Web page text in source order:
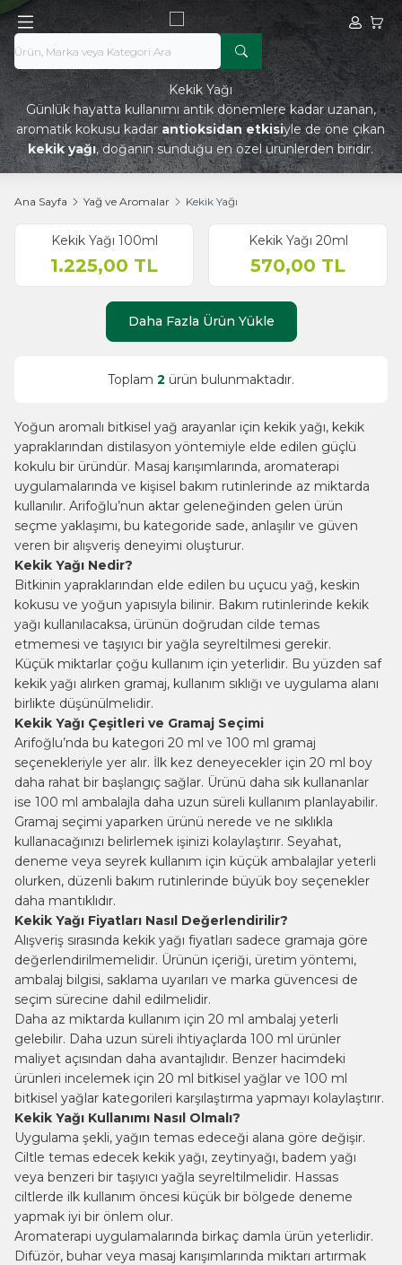
Hesabım
Kekik Yağı
Günlük hayatta kullanımı antik dönemlere kadar uzanan,
aromatik kokusu kadarantioksidan etkisiyle de öne çıkan
kekik yağı, doğanın sunduğu en özel ürünlerden biridir.
Ana Sayfa Yağ ve Aromalar Kekik Yağı
Kekik Yağı 100ml
1.225,00 TL
Kekik Yağı 20ml
570,00 TL
Daha Fazla Ürün Yükle
Toplam 2 ürün bulunmaktadır.
Yoğun aromalı bitkisel yağ arayanlar için kekik yağı, kekik
yapraklarından distilasyon yöntemiyle elde edilen güçlü
kokulu bir üründür. Masaj karışımlarında, aromaterapi
uygulamalarında ve kişisel bakım rutinlerinde az miktarda
kullanılır. Arifoğlu’nun aktar geleneğinden gelen ürün
seçme yaklaşımı, bu kategoride sade, anlaşılır ve güven
veren bir alışveriş deneyimi oluşturur.
Kekik Yağı Nedir?
Bitkinin yapraklarından elde edilen bu uçucu yağ, keskin
kokusu ve yoğun yapısıyla bilinir. Bakım rutinlerinde kekik
yağı kullanılacaksa, ürünün doğrudan cilde temas
etmemesi ve taşıyıcı bir yağla seyreltilmesi gerekir.
Küçük miktarlar çoğu kullanım için yeterlidir. Bu yüzden saf
kekik yağı alırken gramaj, kullanım sıklığı ve uygulama alanı
birlikte düşünülmelidir.
Kekik Yağı Çeşitleri ve Gramaj Seçimi
Arifoğlu’nda bu kategori 20 ml ve 100 ml gramaj
seçenekleriyle yer alır. İlk kez deneyecekler için 20 ml boy
daha rahat bir başlangıç sağlar. Ürünü daha sık kullananlar
ise 100 ml ambalajla daha uzun süreli kullanım planlayabilir.
Gramaj seçimi yaparken ürünü nerede ve ne sıklıkla
kullanacağınızı belirlemek işinizi kolaylaştırır. Seyahat,
deneme veya seyrek kullanım için küçük ambalajlar yeterli
olurken, düzenli bakım rutinlerinde büyük boy seçenekler
daha mantıklıdır.
Kekik Yağı Fiyatları Nasıl Değerlendirilir?
Alışveriş sırasında kekik yağı fiyatları sadece gramaja göre
değerlendirilmemelidir. Ürünün içeriği, üretim yöntemi,
ambalaj bilgisi, saklama uyarıları ve marka güvencesi de
seçim sürecine dahil edilmelidir.
Daha az miktarda kullanım için 20 ml ambalaj yeterli
gelebilir. Daha uzun süreli ihtiyaçlarda 100 ml ürünler
maliyet açısından daha avantajlıdır. Benzer hacimdeki
ürünleri incelemek için 20 ml bitkisel yağlar ve 100 ml
bitkisel yağlar kategorileri karşılaştırma yapmayı kolaylaştırır.
Kekik Yağı Kullanımı Nasıl Olmalı?
Uygulama şekli, yağın temas edeceği alana göre değişir.
Ciltle temas edecek kekik yağı, zeytinyağı, badem yağı
veya benzeri bir taşıyıcı yağla seyreltilmelidir. Hassas
ciltlerde ilk kullanım öncesi küçük bir bölgede deneme
yapmak iyi bir önlem olur.
Aromaterapi uygulamalarında birkaç damla ürün yeterlidir.
Difüzör, buhar veya masaj karışımlarında miktarı artırmak